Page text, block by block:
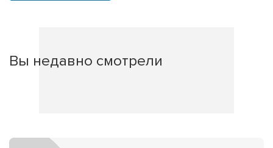
Вы недавно смотрели